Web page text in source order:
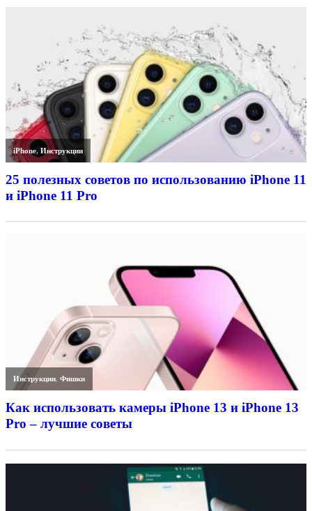
iPhone,Инструкции
25 полезных советов по использованию iPhone 11
и iPhone 11 Pro
Инструкции,Фишки
Как использовать камеры iPhone 13 и iPhone 13
Pro – лучшие советы